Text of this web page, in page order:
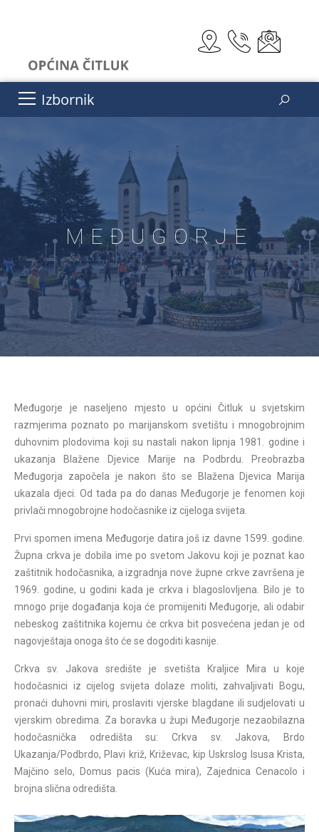
Izbornik
MEĐUGORJE
Međugorje je naseljeno mjesto u općini Čitluk u svjetskim
razmjerima poznato po marijanskom svetištu i mnogobrojnim
duhovnim plodovima koji su nastali nakon lipnja 1981. godine i
ukazanja Blažene Djevice Marije na Podbrdu. Preobrazba
Međugorja započela je nakon što se Blažena Djevica Marija
ukazala djeci. Od tada pa do danas Međugorje je fenomen koji
privlači mnogobrojne hodočasnike iz cijeloga svijeta.
Prvi spomen imena Međugorje datira još iz davne 1599. godine.
Župna crkva je dobila ime po svetom Jakovu koji je poznat kao
zaštitnik hodočasnika, a izgradnja nove župne crkve završena je
1969. godine, u godini kada je crkva i blagoslovljena. Bilo je to
mnogo prije događanja koja će promijeniti Međugorje, ali odabir
nebeskog zaštitnika kojemu će crkva bit posvećena jedan je od
nagovještaja onoga što će se dogoditi kasnije.
Crkva sv. Jakova središte je svetišta Kraljice Mira u koje
hodočasnici iz cijelog svijeta dolaze moliti, zahvaljivati Bogu,
pronaći duhovni miri, proslaviti vjerske blagdane ili sudjelovati u
vjerskim obredima. Za boravka u župi Međugorje nezaobilazna
hodočasnička odredišta su: Crkva sv. Jakova, Brdo
Ukazanja/Podbrdo, Plavi križ, Križevac, kip Uskrslog Isusa Krista,
Majčino selo, Domus pacis (Kuća mira), Zajednica Cenacolo i
brojna slična odredišta.